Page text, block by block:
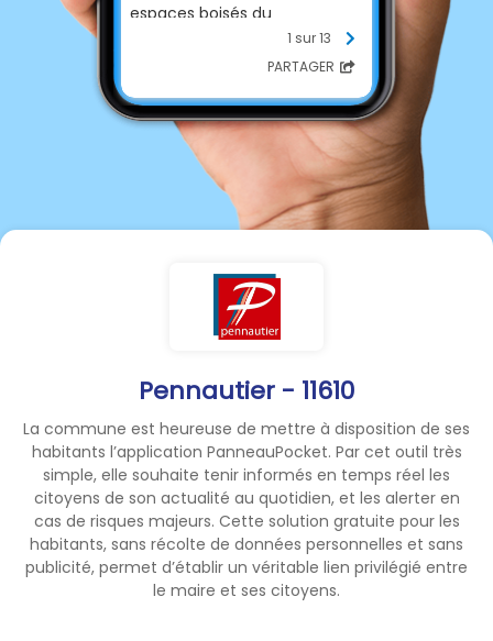
Pennautier - 11610
La commune est heureuse de mettre à disposition de ses
habitants l’application PanneauPocket. Par cet outil très
simple, elle souhaite tenir informés en temps réel les
citoyens de son actualité au quotidien, et les alerter en
cas de risques majeurs. Cette solution gratuite pour les
habitants, sans récolte de données personnelles et sans
publicité, permet d’établir un véritable lien privilégié entre
le maire et ses citoyens.
espaces boisés du
Les communes situées, en
tout ou partie, dans une zone
météorologique classée en
risque Extrême(identifiée par
Esur fond rouge)
sont concernées par la
fermeture desespaces
conformément aux
dispositions de l'arrêté
en rouge sur la cartographie
suivante:
https://carto2.geo-
ide.din.developpement-
durable.gouv.fr/frontoffice/?
map=f59bbfdb-7c12-42d3-
8c25-99f4d8092e50#
Conformément à cet arrêté,
1 sur 13
PARTAGER